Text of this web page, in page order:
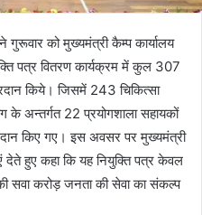
को मुख्यमंत्री कैम्प कार्यालय
पत्र वितरण कार्यक्रम में कुल 307
किये। जिसमें 243 चिकित्सा
के अन्तर्गत 22 प्रयोगशाला सहायकों
किए गए। इस अवसर पर मुख्यमंत्री
देते हुए कहा कि यह नियुक्ति पत्र केवल
सवा करोड़ जनता की सेवा का संकल्प